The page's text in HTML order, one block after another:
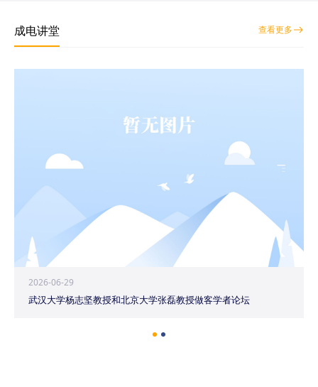
成电讲堂 查看更多
2026-06-29
武汉大学杨志坚教授和北京大学张磊教授做客学者论坛